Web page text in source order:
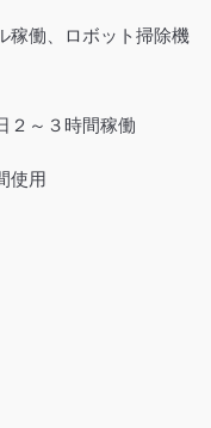
稼働、ロボット掃除機
２～３時間稼働
使用